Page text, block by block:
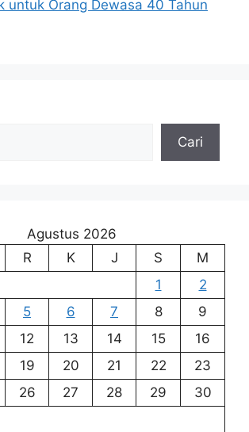
untuk Orang Dewasa 40 Tahun
Cari
Agustus 2026
R K J S
M
1
2
5 6 7 8
9
12 13 14 15
16
19 20 21 22
23
26 27 28 29
30